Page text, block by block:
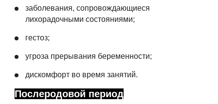
заболевания, сопровождающиеся
лихорадочными состояниями;
гестоз;
угроза прерывания беременности;
дискомфорт во время занятий.
Послеродовой период